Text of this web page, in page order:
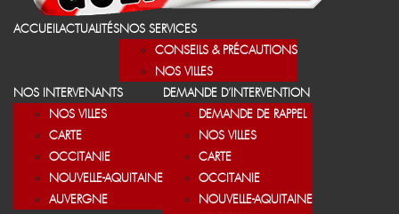
ACCUEILACTUALITÉSNOS SERVICES
CONSEILS & PRÉCAUTIONS
NOS VILLES
NOS INTERVENANTS
NOS VILLES
CARTE
OCCITANIE
NOUVELLE-AQUITAINE
AUVERGNE
DEMANDE D’INTERVENTION
DEMANDE DE RAPPEL
NOS VILLES
CARTE
OCCITANIE
NOUVELLE-AQUITAINE